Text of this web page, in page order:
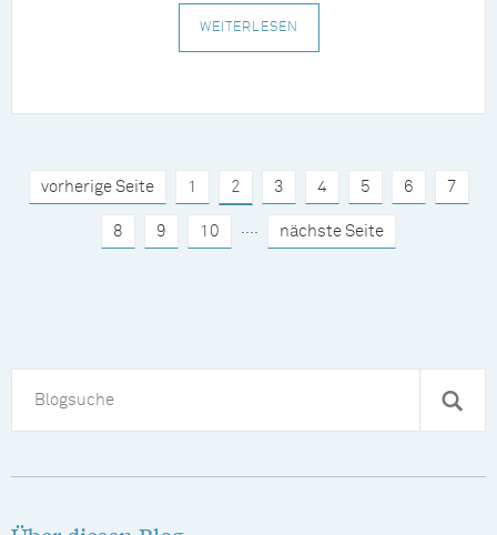
WEITERLESEN
vorherige Seite 1 2 3 4 5 6 7
8 9 10 .... nächste Seite